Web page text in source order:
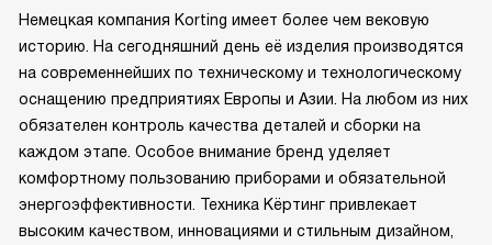
Немецкая компания Korting имеет более чем вековую
историю. На сегодняшний день её изделия производятся
на современнейших по техническому и технологическому
оснащению предприятиях Европы и Азии. На любом из них
обязателен контроль качества деталей и сборки на
каждом этапе. Особое внимание бренд уделяет
комфортному пользованию приборами и обязательной
энергоэффективности. Техника Кёртинг привлекает
высоким качеством, инновациями и стильным дизайном,